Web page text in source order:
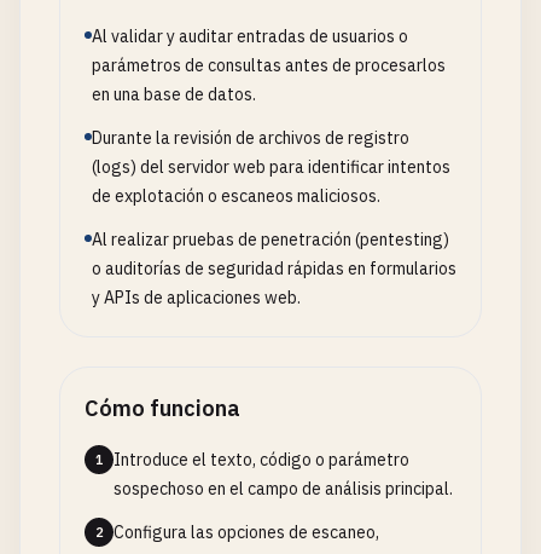
Al validar y auditar entradas de usuarios o
parámetros de consultas antes de procesarlos
en una base de datos.
Durante la revisión de archivos de registro
(logs) del servidor web para identificar intentos
de explotación o escaneos maliciosos.
Al realizar pruebas de penetración (pentesting)
o auditorías de seguridad rápidas en formularios
y APIs de aplicaciones web.
Cómo funciona
1
Introduce el texto, código o parámetro
sospechoso en el campo de análisis principal.
2
Configura las opciones de escaneo,